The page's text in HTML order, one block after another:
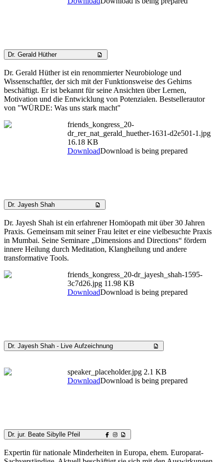
Dr. Gerald Hüther
Dr. Gerald Hüther ist ein renommierter Neurobiologe und
Wissenschaftler, der sich mit der Funktionsweise des Gehirns
beschäftigt. Er ist bekannt für seine Ansichten über Lernen,
Motivation und die Entwicklung von Potenzialen. Bestsellerautor
von "WÜRDE: Was uns stark macht"
friends_kongress_20-
dr_rer_nat_gerald_huether-1631-d2e501-1.jpg
16.18 KB
DownloadDownload is being prepared
Dr. Jayesh Shah
Dr. Jayesh Shah ist ein erfahrener Homöopath mit über 30 Jahren
Praxis. Gemeinsam mit seiner Frau leitet er eine vielbesuchte Praxis
in Mumbai. Seine Seminare „Dimensions and Directions“ fördern
innere Heilung durch Meditation, Klangheilung und andere
transformative Tools.
friends_kongress_20-dr_jayesh_shah-1595-
3c7d26.jpg 11.98 KB
DownloadDownload is being prepared
Dr. Jayesh Shah - Live Aufzeichnung
speaker_placeholder.jpg 2.1 KB
DownloadDownload is being prepared
Dr. jur. Beate Sibylle Pfeil
Expertin für nationale Minderheiten in Europa, ehem. Europarat-